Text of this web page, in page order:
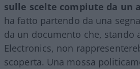
sulle scelte compiute da un
ha fatto partendo da una
da un documento che, stando
Electronics, non
scoperta. Una mossa